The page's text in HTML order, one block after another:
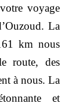
voyage
La
km nous
route, des
à nous. La
et